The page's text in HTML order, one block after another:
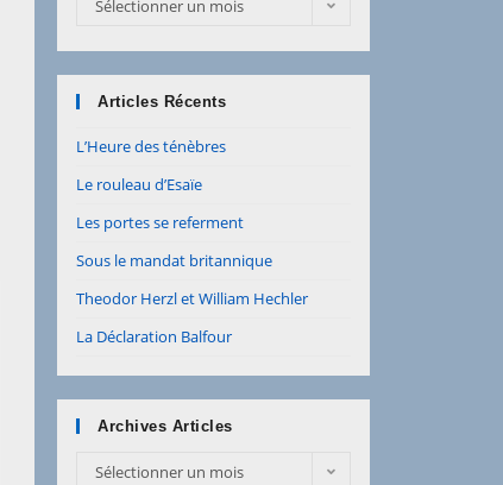
Sélectionner un mois
Articles Récents
L’Heure des ténèbres
Le rouleau d’Esaïe
Les portes se referment
Sous le mandat britannique
Theodor Herzl et William Hechler
La Déclaration Balfour
Archives Articles
Archives
Sélectionner un mois